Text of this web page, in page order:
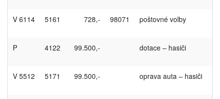
V 6114 5161 728,- 98071 poštovné volby
P 4122 99.500,- dotace – hasiči
V 5512 5171 99.500,- oprava auta – hasiči